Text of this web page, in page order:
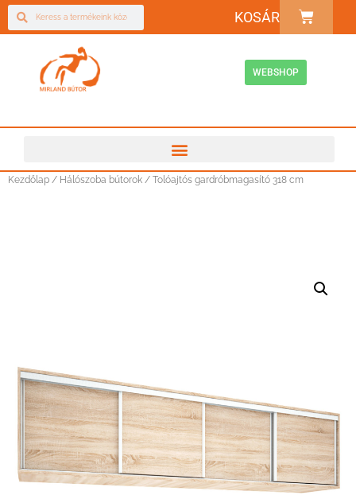
KOSÁR
WEBSHOP
Kezdőlap / Hálószoba bútorok / Tolóajtós gardróbmagasító 318 cm